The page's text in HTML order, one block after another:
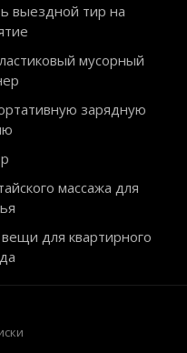
выездной тир на
мусорный
зарядную
массажа для
для квартирного